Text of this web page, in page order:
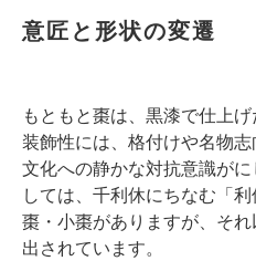
意匠と形状の変遷
もともと棗は、黒漆で仕上
装飾性には、格付けや名物
文化への静かな対抗意識が
しては、千利休にちなむ「
棗・小棗がありますが、そ
出されています。